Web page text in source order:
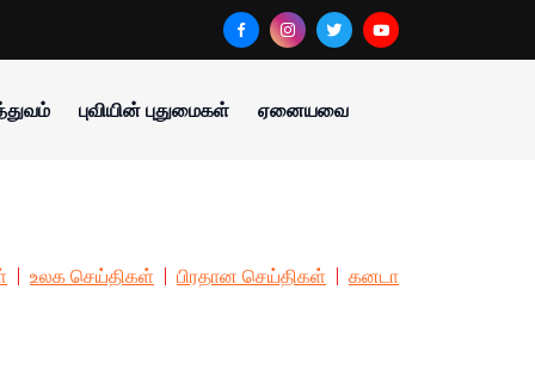
புவியின் புதுமைகள் ஏனையவை
உலக செய்திகள் பிரதான செய்திகள் கனடா